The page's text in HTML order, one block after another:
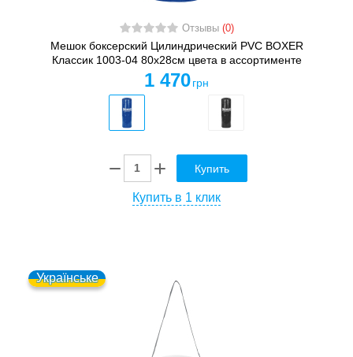
Отзывы (0)
Мешок боксерский Цилиндрический PVC BOXER
Классик 1003-04 80х28см цвета в ассортименте
1 470 грн
Купить
Купить в 1 клик
Українське